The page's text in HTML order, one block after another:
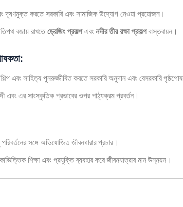
দূষণমুক্ত করতে সরকারি এবং সামাজিক উদ্যোগ নেওয়া প্রয়োজন।
বজায় রাখতেড্রেজিং প্রকল্পএবং নদীর তীর রক্ষা প্রকল্পবাস্তবায়ন।
শিল্প এবং সাহিত্য পুনরুজ্জীবিত করতে সরকারি অনুদান এবং বেসরকারি
নদী এবং এর সাংস্কৃতিক প্রভাবের ওপর পাঠ্যক্রম প্রবর্তন।
সঙ্গে অভিযোজিত জীবনধারার প্রচার।
শিক্ষা এবং প্রযুক্তি ব্যবহার করে জীবনযাত্রার মান উন্নয়ন।